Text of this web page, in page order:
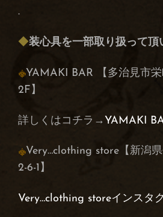
.
◆装心具を一部取り扱って頂
YAMAKI BAR 【多治見市
2F】
詳しくはコチラ→ YAMAKI
Very…clothing store【新潟
2-6-1】
Very…clothing storeインスタ